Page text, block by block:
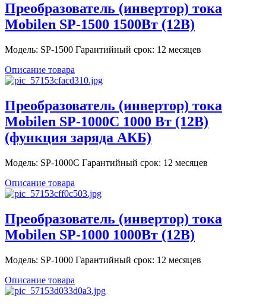
Преобразователь (инвертор) тока
Mobilen SP-1500 1500Вт (12В)
Модель: SP-1500 Гарантийный срок: 12 месяцев
Описание товара
Преобразователь (инвертор) тока
Mobilen SP-1000C 1000 Вт (12В)
(функция заряда АКБ)
Модель: SP-1000C Гарантийный срок: 12 месяцев
Описание товара
Преобразователь (инвертор) тока
Mobilen SP-1000 1000Вт (12В)
Модель: SP-1000 Гарантийный срок: 12 месяцев
Описание товара